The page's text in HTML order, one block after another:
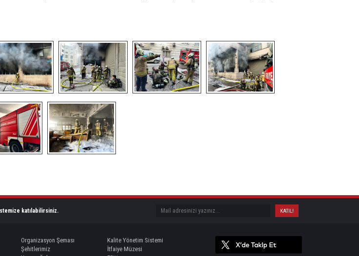
katılabilirsiniz.
Organizasyon Şeması
Kalite Yönetim Sistemi
Şehitlerimiz
İtfaiye Müzesi